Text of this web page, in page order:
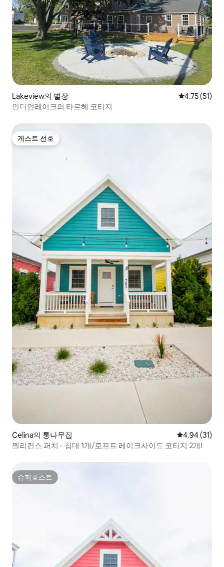
Lakeview의 별장 평점 4.75점
4.75 (51)
인디언레이크의 타르헤 코티지
게스트 선호
게스트 선호
Celina의 통나무집 평점 4.94점
4.94 (31)
펠리컨스 퍼치 - 침대 1개/로프트 레이크사이드 코티지 2개!
슈퍼호스트
슈퍼호스트